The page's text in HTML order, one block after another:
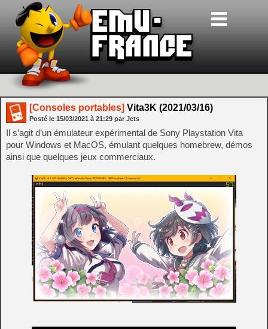
[Consoles portables] Vita3K (2021/03/16)
Posté le 15/03/2021 à 21:29 par Jets
Il s’agit d’un émulateur expérimental de Sony Playstation Vita
pour Windows et MacOS, émulant quelques homebrew, démos
ainsi que quelques jeux commerciaux.